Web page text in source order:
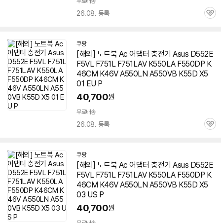
26.08. 등록
관
쿠팡
[해외] 노트북 Ac 어댑터 충전기 Asus D552E
F5VL F751L F751LAV K550LA F550DP K
46CM K46V A550LN A550VB K55D X5
01 EU P
40,700원
무료배송
26.08. 등록
관
쿠팡
[해외] 노트북 Ac 어댑터 충전기 Asus D552E
F5VL F751L F751LAV K550LA F550DP K
46CM K46V A550LN A550VB K55D X5
03 US P
40,700원